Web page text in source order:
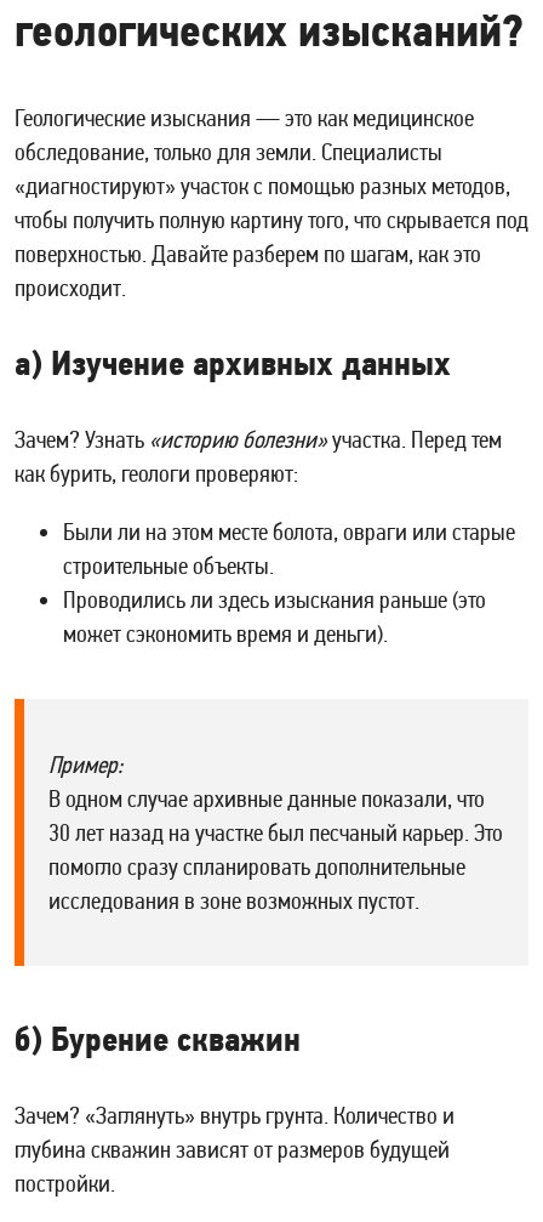
геологических изысканий?
Геологические изыскания — это как медицинское
обследование, только для земли. Специалисты
«диагностируют» участок с помощью разных методов,
чтобы получить полную картину того, что скрывается под
поверхностью. Давайте разберем по шагам, как это
происходит.
а) Изучение архивных данных
Зачем? Узнать «историю болезни»участка. Перед тем
как бурить, геологи проверяют:
Были ли на этом месте болота, овраги или старые
строительные объекты.
Проводились ли здесь изыскания раньше (это
может сэкономить время и деньги).
Пример:
В одном случае архивные данные показали, что
30 лет назад на участке был песчаный карьер. Это
помогло сразу спланировать дополнительные
исследования в зоне возможных пустот.
б) Бурение скважин
Зачем? «Заглянуть» внутрь грунта. Количество и
глубина скважин зависят от размеров будущей
постройки.